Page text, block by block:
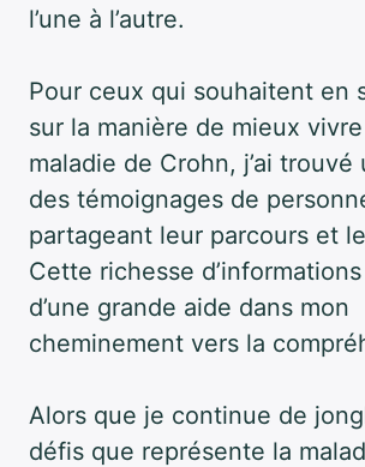
l’une à l’autre.
Pour ceux qui souhaitent en
sur la manière de mieux
maladie de Crohn, j’ai
des témoignages de
partageant leur parcours et
Cette richesse d’informations
d’une grande aide dans mon
cheminement vers la
Alors que je continue de
défis que représente la